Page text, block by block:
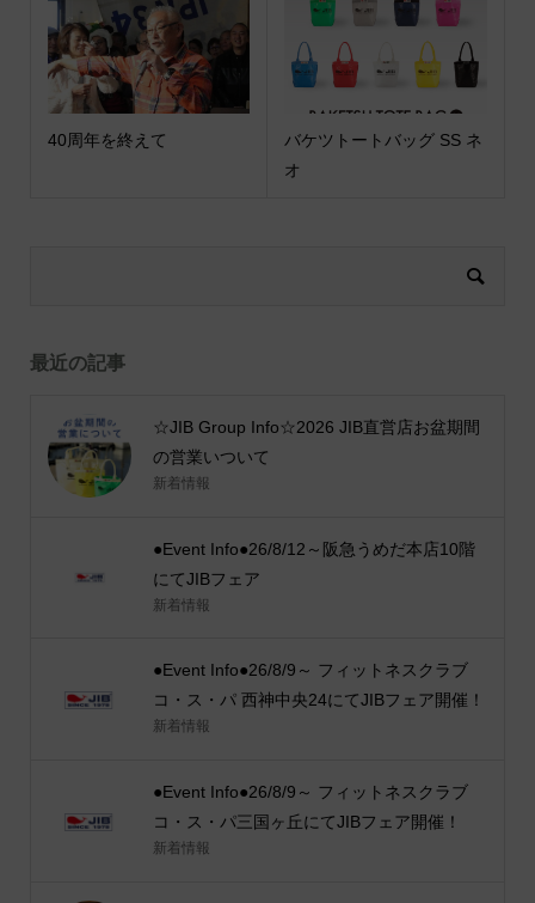
40周年を終えて
バケツトートバッグ SS ネ
オ
最近の記事
☆JIB Group Info☆2026 JIB直営店お盆期間
の営業いついて
新着情報
●Event Info●26/8/12～阪急うめだ本店10階
にてJIBフェア
新着情報
●Event Info●26/8/9～ フィットネスクラブ
コ・ス・パ 西神中央24にてJIBフェア開催！
新着情報
●Event Info●26/8/9～ フィットネスクラブ
コ・ス・パ三国ヶ丘にてJIBフェア開催！
新着情報